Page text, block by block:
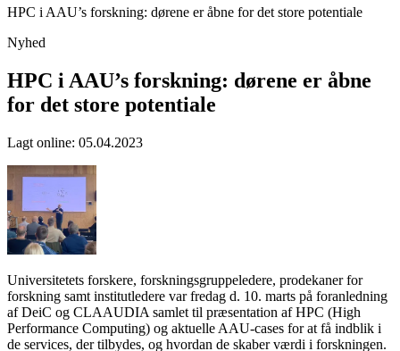
HPC i AAU’s forskning: dørene er åbne for det store potentiale
Nyhed
HPC i AAU’s forskning: dørene er åbne
for det store potentiale
Lagt online: 05.04.2023
Universitetets forskere, forskningsgruppeledere, prodekaner for
forskning samt institutledere var fredag d. 10. marts på foranledning
af DeiC og CLAAUDIA samlet til præsentation af HPC (High
Performance Computing) og aktuelle AAU-cases for at få indblik i
de services, der tilbydes, og hvordan de skaber værdi i forskningen.